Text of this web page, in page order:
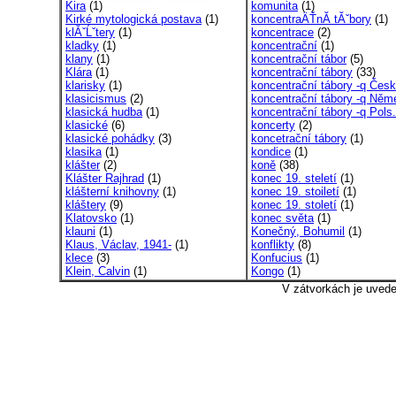
Kira(1)
Kirké mytologická postava(1)
klĂˇĹˇtery (1)
kladky (1)
klany (1)
Klára(1)
klarisky (1)
klasicismus (2)
klasická hudba(1)
klasické (6)
klasické pohádky (3)
klasika(1)
klášter(2)
Klášter Rajhrad (1)
klášterní knihovny (1)
kláštery (9)
Klatovsko (1)
klauni (1)
Klaus, Václav, 1941- (1)
klece (3)
Klein, Calvin (1)
komunita(1)
koncentraÄŤnĂ­ tĂˇbory (1)
koncentrace (2)
koncentrační (1)
koncentrační tábor(5)
koncentrační tábory (33)
koncentrační tábory -q
koncentrační tábory -q
koncentrační tábory -q
koncerty (2)
koncetrační tábory (1)
kondice (1)
koně (38)
konec 19. steletí (1)
konec 19. stoiletí (1)
konec 19. století (1)
konec světa(1)
Konečný, Bohumil (1)
konflikty (8)
Konfucius (1)
Kongo (1)
V zátvorkách je